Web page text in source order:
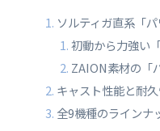
ソルティガ直系「
初動から力強い
ZAION素材の「
キャスト性能と耐
全9機種のラインナ